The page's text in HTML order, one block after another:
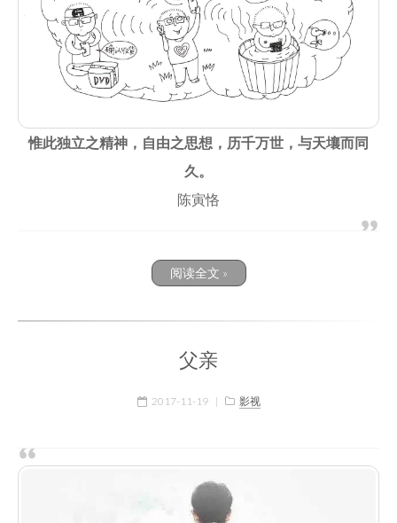
惟此独立之精神，自由之思想，历千万世，与天壤而同
久。
陈寅恪
阅读全文 »
父亲
2017-11-19 | 影视